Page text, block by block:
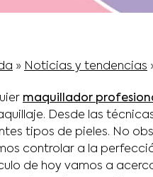
» Noticias y tendencias
maquillador
Desde las
tipos de pieles. No
controlar a la
de hoy vamos a